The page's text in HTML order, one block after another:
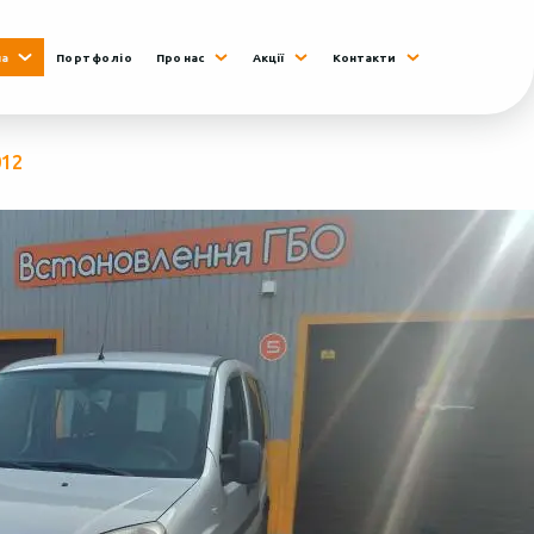
Портфоліо Про нас Акції Контакти